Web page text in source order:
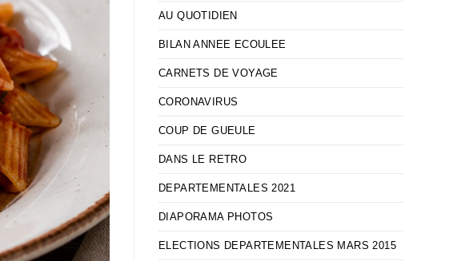
AU QUOTIDIEN
BILAN ANNEE ECOULEE
CARNETS DE VOYAGE
CORONAVIRUS
COUP DE GUEULE
DANS LE RETRO
DEPARTEMENTALES 2021
DIAPORAMA PHOTOS
ELECTIONS DEPARTEMENTALES MARS 2015